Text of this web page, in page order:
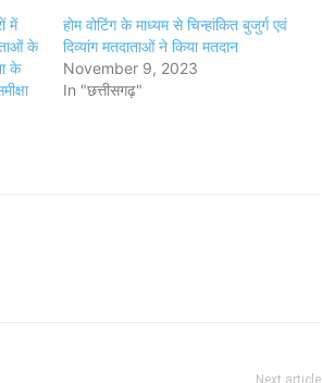
में
के
के
होम वोटिंग के माध्यम से चिन्हांकित बुजुर्ग एवं
दिव्यांग मतदाताओं ने किया मतदान
November 9, 2023
In "छत्तीसगढ़"
Next article